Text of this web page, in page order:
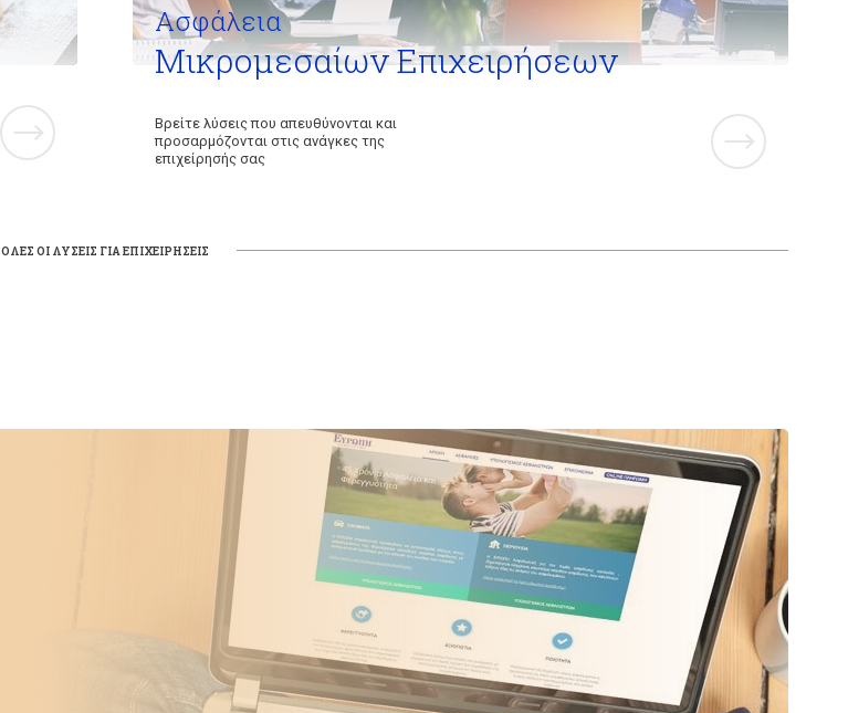
Ασφάλεια
Μικρομεσαίων Επιχειρήσεων
Βρείτε λύσεις που απευθύνονται και
προσαρμόζονται στις ανάγκες της
επιχείρησής σας
ΟΛΕΣ ΟΙ ΛΥΣΕΙΣ ΓΙΑ ΕΠΙΧΕΙΡΗΣΕΙΣ